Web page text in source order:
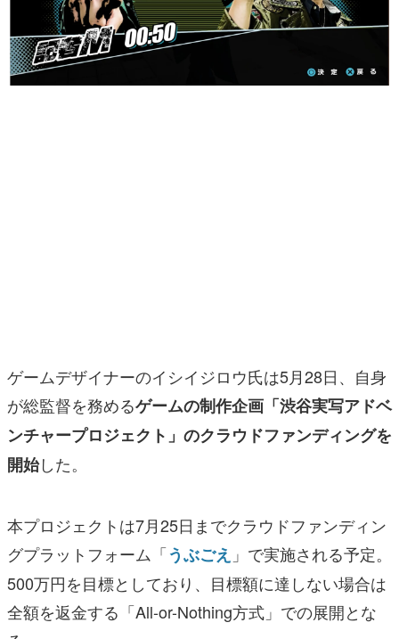
なんでゲームは面白い？
ゲーム開発者・hamatsu氏がゲームの魅力を画面や操作の
具体的な形から解き明かしていく、硬派で骨太な評論連載
その他
電ファミニコゲーマーとは？
運営：株式会社マレ
ゲームデザイナーのイシイジロウ氏は5月28日、自身
が総監督を務めるゲームの制作企画「渋谷実写アドベ
ンチャープロジェクト」のクラウドファンディングを
開始した。
本プロジェクトは7月25日までクラウドファンディン
グプラットフォーム「うぶごえ 」で実施される予定。
500万円を目標としており、目標額に達しない場合は
全額を返金する「All-or-Nothing方式」での展開とな